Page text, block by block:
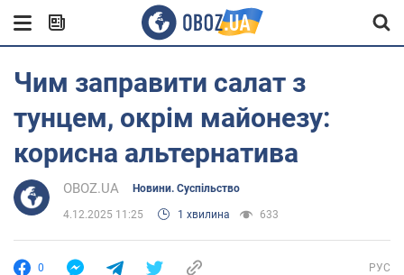
Чим заправити салат з
тунцем, окрім майонезу:
корисна альтернатива
OBOZ.UA Новини. Суспільство
4.12.2025 11:25 1 хвилина 633
0 РУС